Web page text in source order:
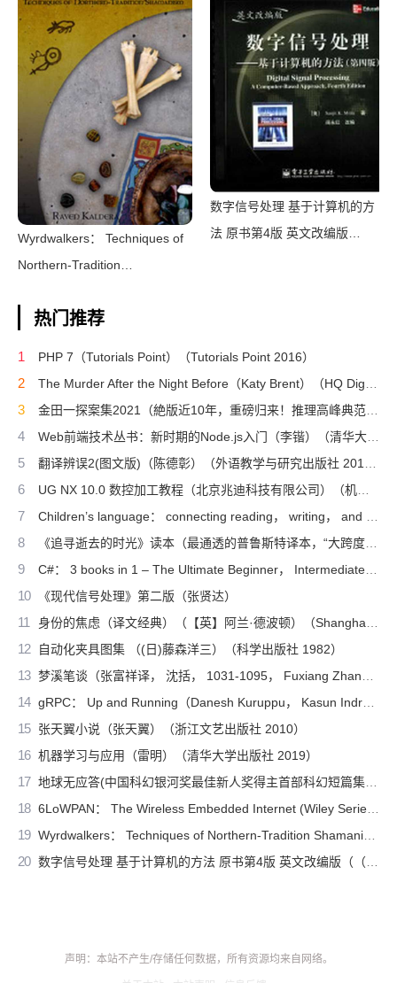
术！)（王诺诺 [王诺诺]）（湖
南文艺出版社 2019）
Carsten Bormann）（Wiley
2010）
Wyrdwalkers： Techniques of
Northern-Tradition
Kaldera）（2013）
数字信号处理 基于计算机的方
法 原书第4版 英文改编版
热门推荐
1 PHP 7（Tutorials Point）（Tutorials Point 2016）
2 The Murder After the Night Before（Katy Brent）（HQ Digital 2024）
3 金田一探案集2021（絶版近10年，重磅归来！推理高峰典范，江户川乱步、青山刚昌推荐。惊骇悬念+诡秘人性，入坑推理佳选，一套10本过足瘾！精美和风装帧，日本系列销量超5500万册）（横沟正史）（壹页科技 2021）
4 Web前端技术丛书：新时期的Node.js入门（李锴）（清华大学出版社 2017）
5 翻译辨误2(图文版)（陈德彰）（外语教学与研究出版社 2011）
6 UG NX 10.0 数控加工教程（北京兆迪科技有限公司）（机械工业出版社 2016）
7 Children’s language： connecting reading， writing， and talk（Judith Wells Lindfors）（Teachers College Press 2008）
8 《追寻逝去的时光》读本（最通透的普鲁斯特译本，“大跨度”节选七卷本，一字不易；附赠《普罗斯特纸上展览》）（【法】马塞尔•普鲁斯特，周克希译）（广西师范大学出版社 2015）
9 C#： 3 books in 1 – The Ultimate Beginner， Intermediate & Advanced Guides to Master C# Programming Quickly with No Experience（Mark Reed）（2022）
10 《现代信号处理》第二版（张贤达）
11 身份的焦虑（译文经典）（【英】阿兰·德波顿）（Shanghai Translation Publishing House 2018）
12 自动化夹具图集 （(日)藤森洋三）（科学出版社 1982）
13 梦溪笔谈（张富祥译， 沈括， 1031-1095， Fuxiang Zhang）（北京：中华书局 2009）
14 gRPC： Up and Running（Danesh Kuruppu， Kasun Indrasiri）（O’Reilly Media 2020）
15 张天翼小说（张天翼）（浙江文艺出版社 2010）
16 机器学习与应用（雷明）（清华大学出版社 2019）
17 地球无应答(中国科幻银河奖最佳新人奖得主首部科幻短篇集！改良基因会不会带来灾难？置身未来，看时间空间合伙变魔术！)（王诺诺 [王诺诺]）（湖南文艺出版社 2019）
18 6LoWPAN： The Wireless Embedded Internet (Wiley Series on Communications Networking & Distributed Systems)（Zach Shelby， Carsten Bormann）（Wiley 2010）
19 Wyrdwalkers： Techniques of Northern-Tradition Shamanism（Raven Kaldera）（2013）
20 数字信号处理 基于计算机的方法 原书第4版 英文改编版（（美）桑吉特·米特拉著；阔永红改编）（北京：电子工业出版社 2011）
声明：本站不产生/存储任何数据，所有资源均来自网络。